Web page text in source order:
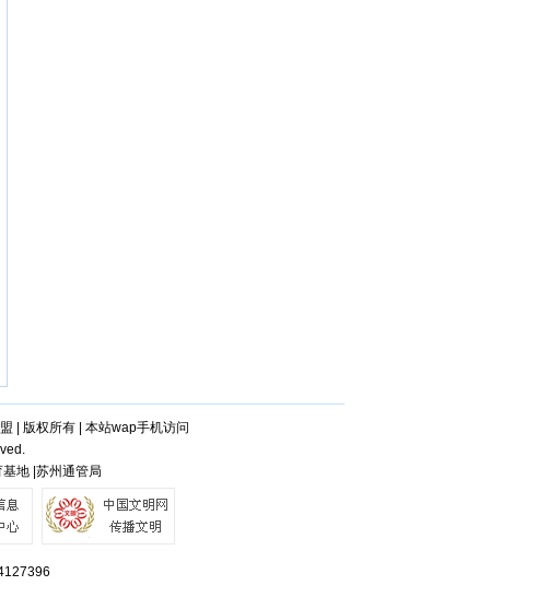
版权所有| 本站wap手机访问
地 |苏州通管局